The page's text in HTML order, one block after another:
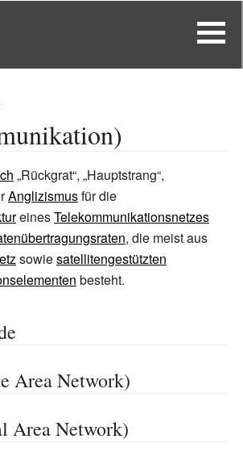
„Rückgrat“, „Hauptstrang“,
Anglizismusfür die
einesTelekommunikationsnetzes
, die meist aus
sowiesatellitengestützten
besteht.
Area Network)
Area Network)